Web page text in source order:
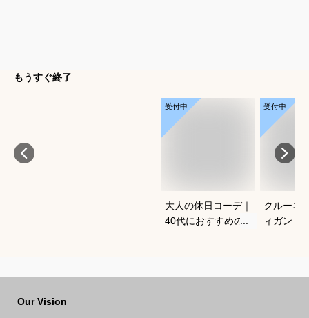
もうすぐ終了
受付中
大人の休日コーデ｜
40代におすすめのお
受付中
クルーネ
ィガン｜
Our Vision